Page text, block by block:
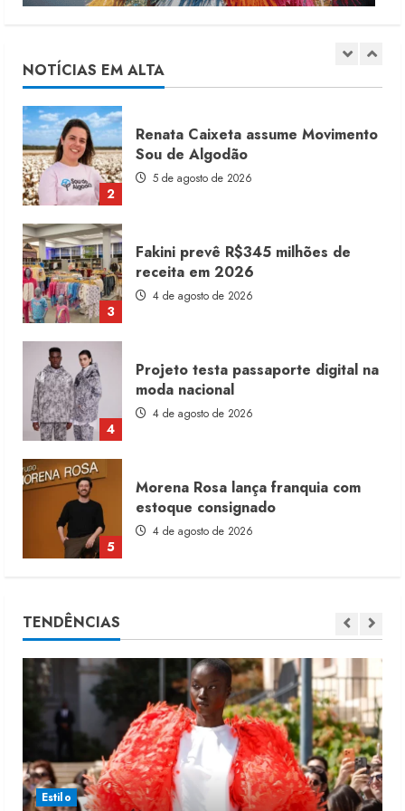
NOTÍCIAS EM ALTA
1
6 de agosto de 2026
2
Renata Caixeta assume Movimento
Sou de Algodão
5 de agosto de 2026
3
Fakini prevê R$345 milhões de
receita em 2026
4 de agosto de 2026
4
Projeto testa passaporte digital na
moda nacional
4 de agosto de 2026
5
Morena Rosa lança franquia com
estoque consignado
4 de agosto de 2026
1
2
Renata Caixeta assume Movimento
Sou de Algodão
5 de agosto de 2026
TENDÊNCIAS
Estilo